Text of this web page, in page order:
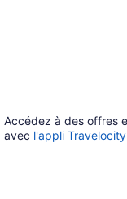
Accédez à des offres
avec l'appli Travelocity